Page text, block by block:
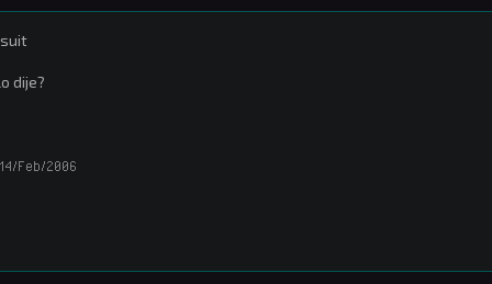
dije?
14/Feb/2006